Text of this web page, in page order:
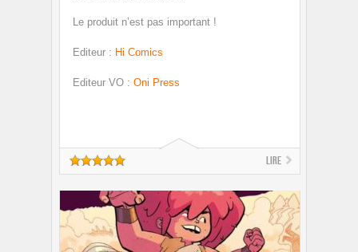
Le produit n’est pas important !
Editeur : Hi Comics
Editeur VO : Oni Press
Lire